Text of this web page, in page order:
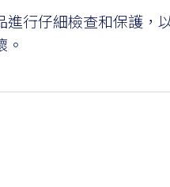
進行仔細檢查和保護，